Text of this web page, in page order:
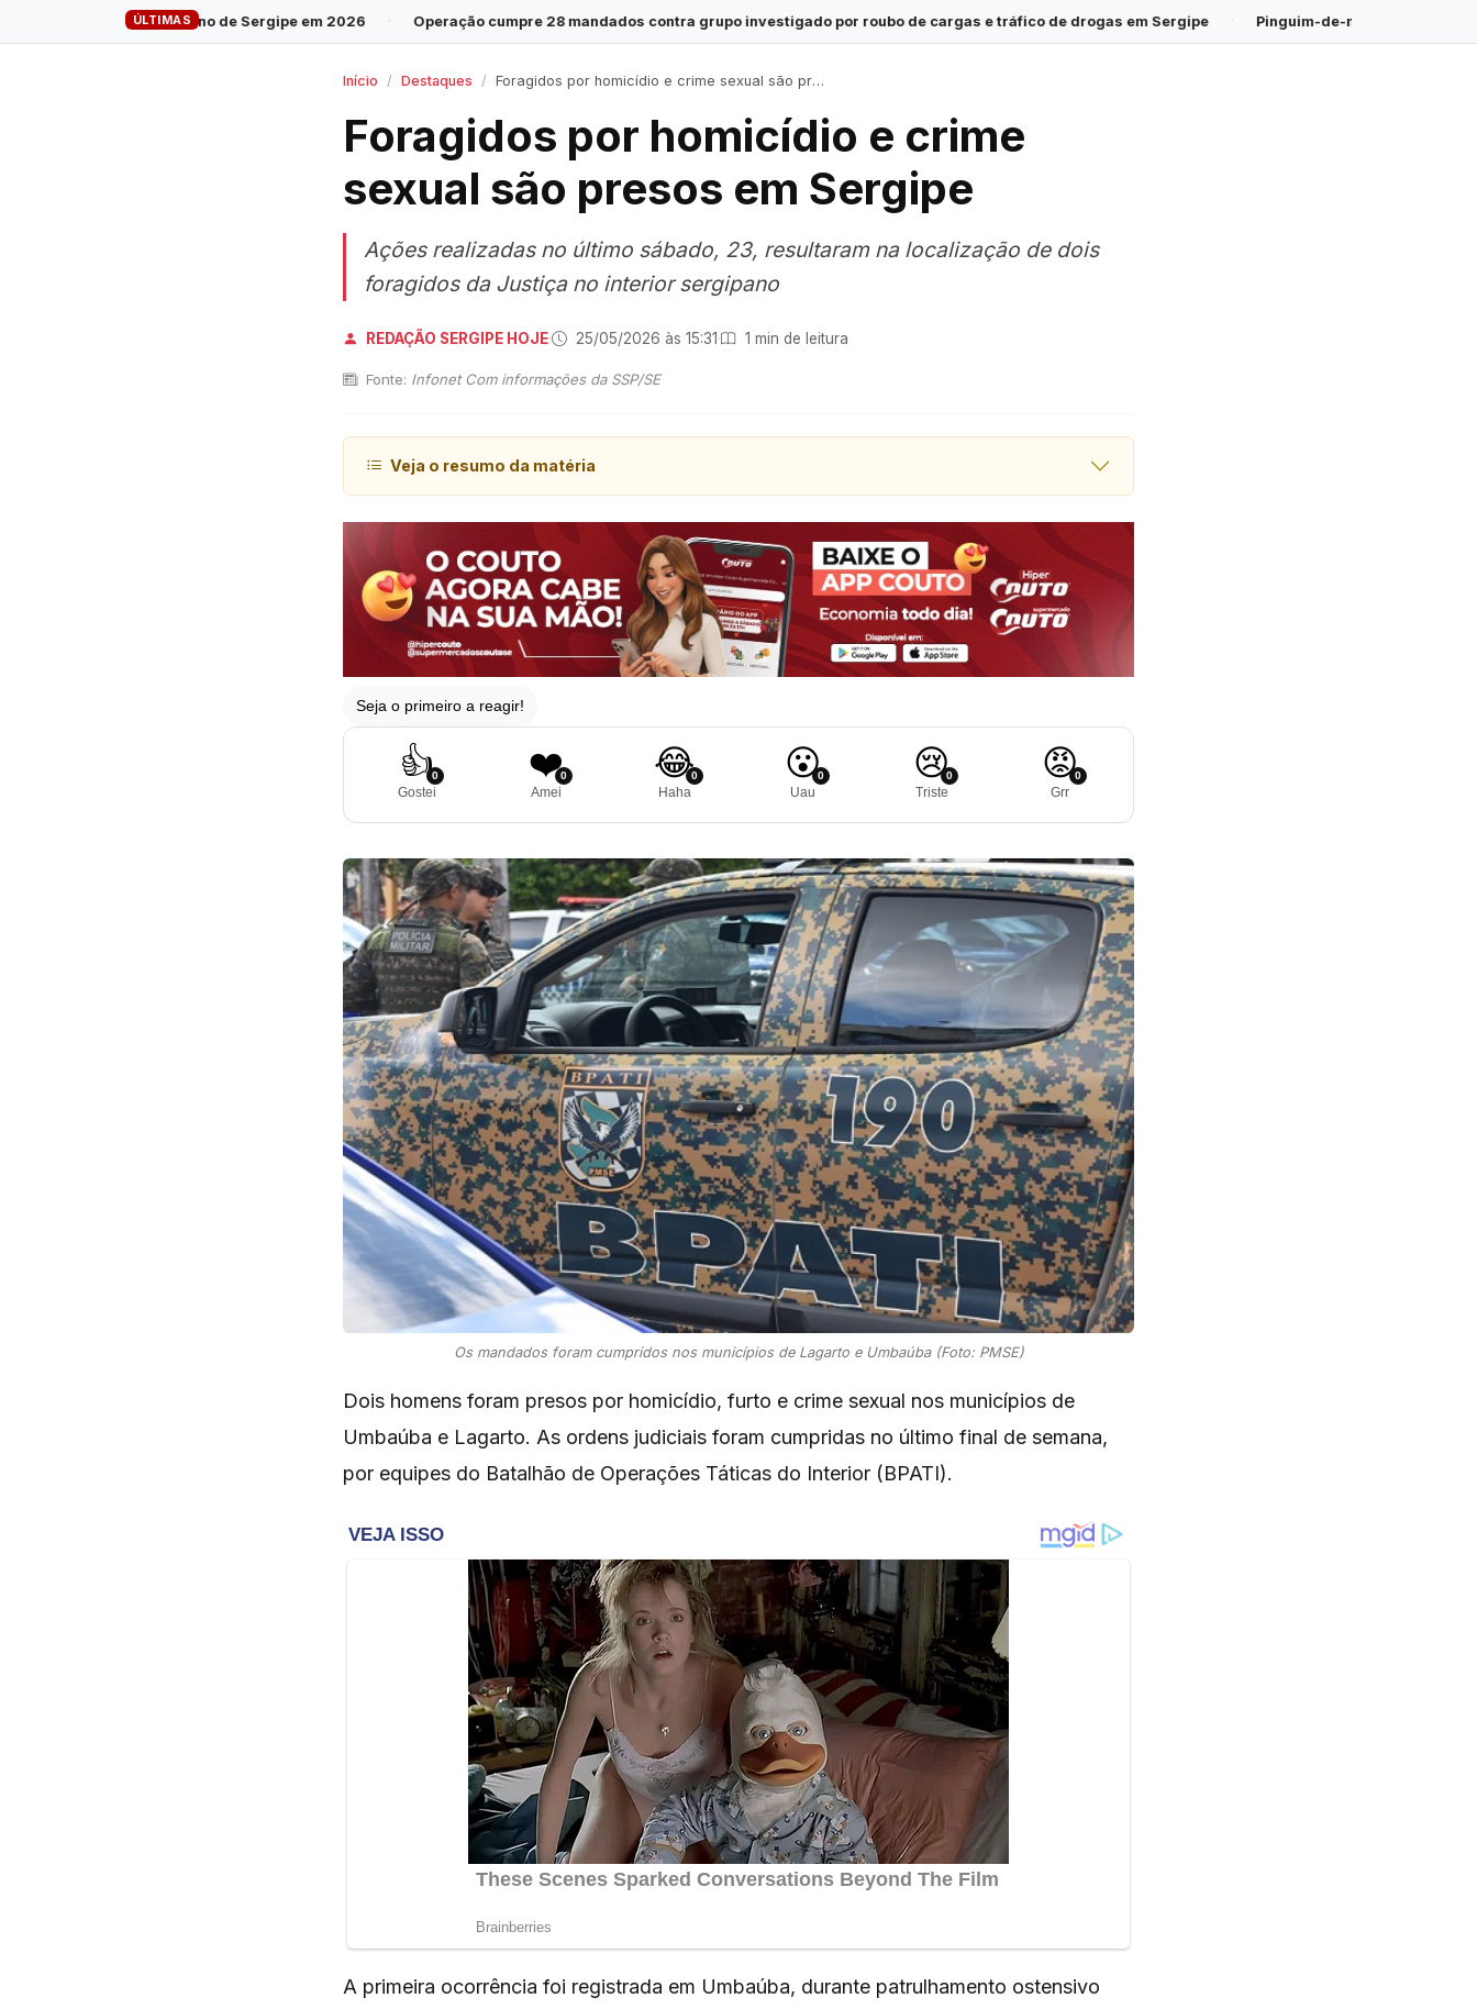
ÚLTIMAS
de Sergipe em 2026 · Operação cumpre 28 mandados contra grupo investigado por roubo de cargas e tráfico de drogas em Sergipe · Pinguim-de-magalhães é encontrado morto na Praia
Início Destaques Foragidos por homicídio e crime sexual são presos em Sergipe
Foragidos por homicídio e crime
sexual são presos em Sergipe
Ações realizadas no último sábado, 23, resultaram na localização de dois
foragidos da Justiça no interior sergipano
REDAÇÃO SERGIPE HOJE· 25/05/2026 às 15:31· 1 min de leitura
Fonte: Infonet Com informações da SSP/SE
Veja o resumo da matéria
Seja o primeiro a reagir!
👍0
Gostei
❤️0
Amei
😂0
Haha
😮0
Uau
😢0
Triste
😡0
Grr
Os mandados foram cumpridos nos municípios de Lagarto e Umbaúba (Foto: PMSE)
Dois homens foram presos por homicídio, furto e crime sexual nos municípios de
Umbaúba e Lagarto. As ordens judiciais foram cumpridas no último final de semana,
por equipes do Batalhão de Operações Táticas do Interior (BPATI).
A primeira ocorrência foi registrada em Umbaúba, durante patrulhamento ostensivo